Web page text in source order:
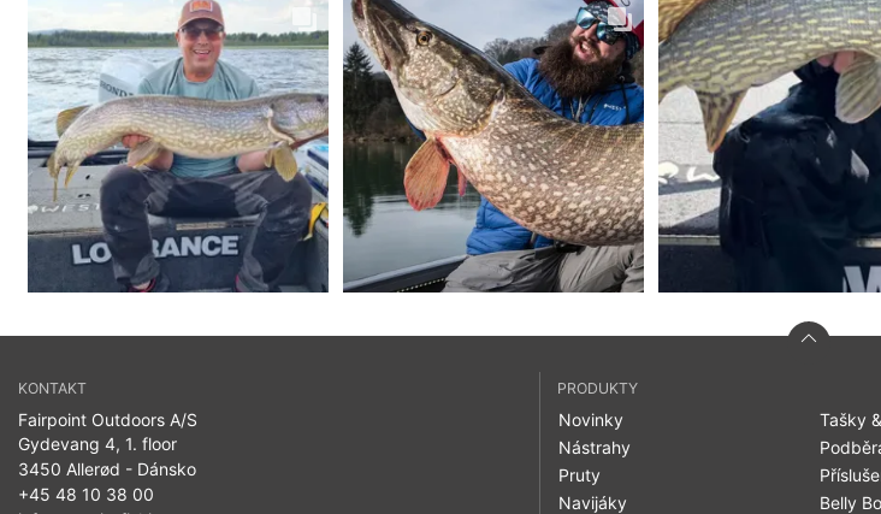
KONTAKT
Fairpoint Outdoors A/S
Gydevang 4, 1. floor
3450 Allerød - Dánsko
+45 48 10 38 00
PRODUKTY
Novinky
Nástrahy
Pruty
Navijáky
Tašky
Belly